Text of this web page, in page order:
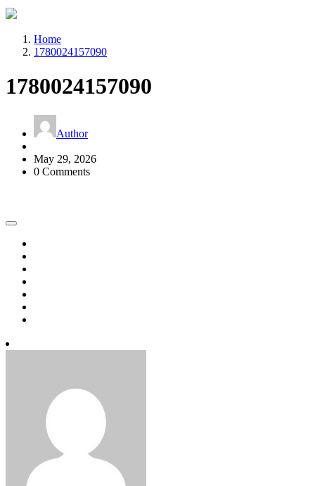
Home
1780024157090
1780024157090
Author
May 29, 2026
0 Comments